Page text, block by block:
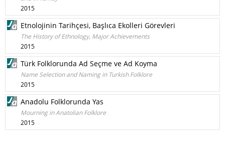
2015
Etnolojinin Tarihçesi, Başlıca Ekolleri Görevleri
The History of Ethnology, Major Achievements
2015
Türk Folklorunda Ad Seçme ve Ad Koyma
Name Selection and Naming in Turkish Folklore
2015
Anadolu Folklorunda Yas
Mourning in Anatolian Folklore
2015